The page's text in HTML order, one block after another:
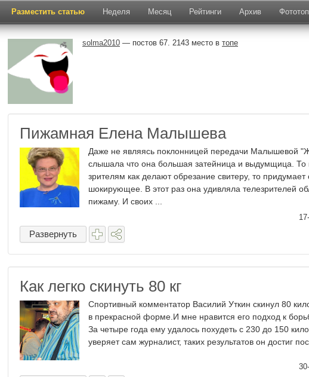
Разместить статью Неделя Месяц Рейтинги Архив Фототоп
solma2010 — постов 67. 2143 место в топе
Пижамная Елена Малышева
Даже не являясь поклонницей передачи Малышевой
слышала что она большая затейница и выдумщица. То
зрителям как делают обрезание свитеру, то
шокирующее. В этот раз она удивляла телезрителей
пижаму. И своих ...
Развернуть
Как легко скинуть 80 кг
Спортивный комментатор Василий Уткин скинул 80
в прекрасной форме.И мне нравится его подход к
За четыре года ему удалось похудеть с 230 до 150
уверяет сам журналист, таких результатов он достиг